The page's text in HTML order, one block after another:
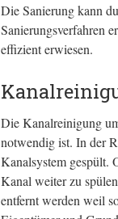
Die Sanierung kann
Sanierungsverfahren
effizient erwiesen.
Die Kanalreinigung
notwendig ist. In der
Kanalsystem gespült.
Kanal weiter zu
entfernt werden weil